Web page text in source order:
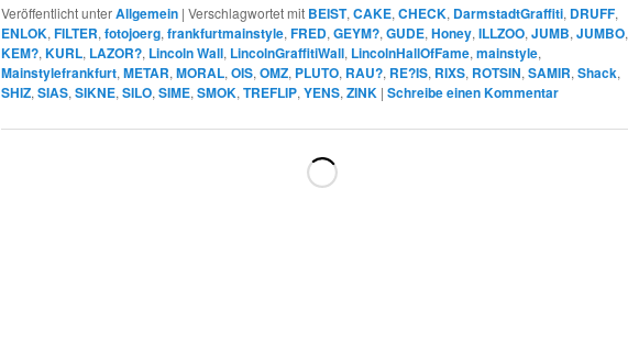
Veröffentlicht unterAllgemein | Verschlagwortet mit BEIST, CAKE, CHECK, DarmstadtGraffiti, DRUFF,
ENLOK, FILTER, fotojoerg, frankfurtmainstyle, FRED, GEYM?, GUDE, Honey, ILLZOO, JUMB, JUMBO,
KEM?, KURL, LAZOR?, Lincoln Wall, LincolnGraffitiWall, LincolnHallOfFame, mainstyle,
Mainstylefrankfurt, METAR, MORAL, OIS, OMZ, PLUTO, RAU?, RE?IS, RIXS, ROTSIN, SAMIR, Shack,
SHIZ, SIAS, SIKNE, SILO, SIME, SMOK, TREFLIP, YENS, ZINK | Schreibe einen Kommentar